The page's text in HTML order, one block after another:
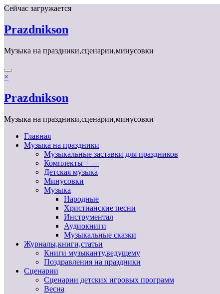
Перейти
содержимому
Сейчас загружается
Prazdnikson
Музыка на праздники,сценарии,минусовки
×
Prazdnikson
Музыка на праздники,сценарии,минусовки
Главная
Музыка на праздники
Музыкальные заставки для праздников
Комплекты + —
Детская музыка
Минусовки
Музыка
Народные
Христианские песни
Инструментал
Аудиокниги
Музыкальные сказки
Журналы,книги,статьи
Книги музыканту,ведущему
Поздравления на праздники
Сценарии
Сценарии детских игровых программ
Весна